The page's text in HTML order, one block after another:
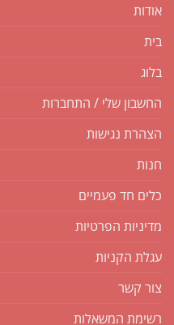
אודות
בית
בלוג
החשבון שלי / התחברות
הצהרת נגישות
חנות
כלים חד פעמיים
מדיניות הפרטיות
עגלת הקניות
צור קשר
רשימת המשאלות